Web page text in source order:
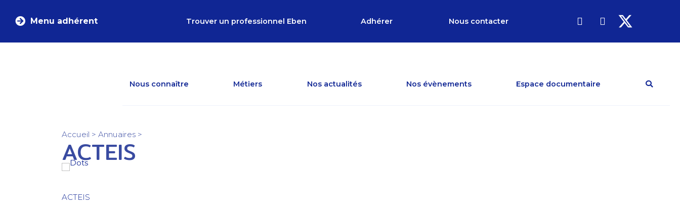
Menu adhérent Trouver un professionnel Eben Adhérer Nous contacter
Nous connaître Métiers Nos actualités Nos évènements Espace documentaire
Accueil > Annuaires >
ACTEIS
ACTEIS